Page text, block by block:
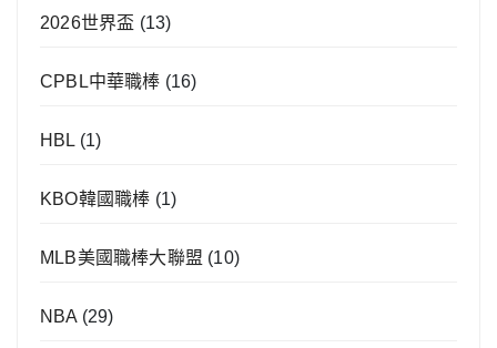
2026世界盃 (13)
CPBL中華職棒 (16)
HBL (1)
KBO韓國職棒 (1)
MLB美國職棒大聯盟 (10)
NBA (29)